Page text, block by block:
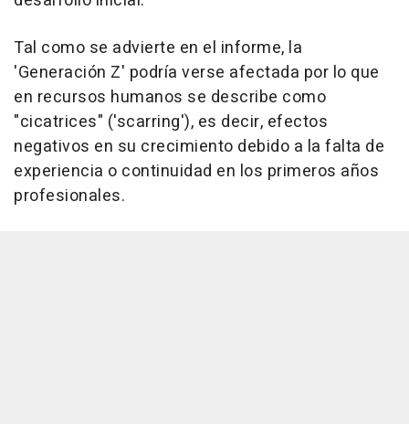
Tal como se advierte en el informe, la
'Generación Z' podría verse afectada por lo que
en recursos humanos se describe como
"cicatrices" ('scarring'), es decir, efectos
negativos en su crecimiento debido a la falta de
experiencia o continuidad en los primeros años
profesionales.